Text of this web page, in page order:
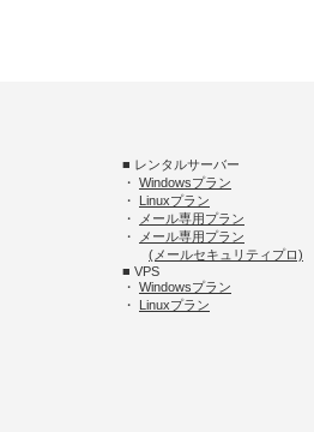
■ レンタルサーバー
・ Windowsプラン
・ Linuxプラン
・
メール専用プラン
・
メール専用プラン
(メールセキュリティプロ)
■ VPS
・ Windowsプラン
・ Linuxプラン